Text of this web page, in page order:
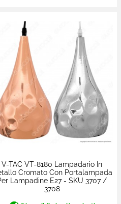
V-TAC VT-8180 Lampadario In
Cromato Con Portalampada
Lampadine E27 - SKU 3707 /
3708